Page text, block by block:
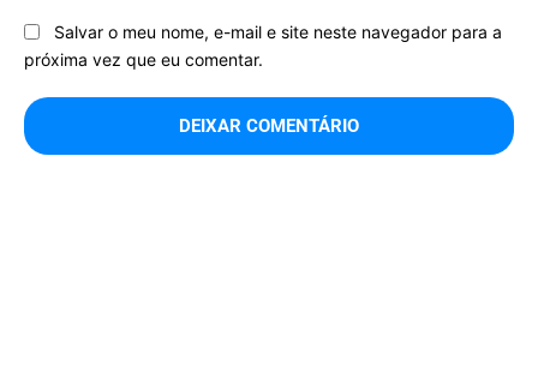
Salvar o meu nome, e-mail e site neste navegador para a
próxima vez que eu comentar.